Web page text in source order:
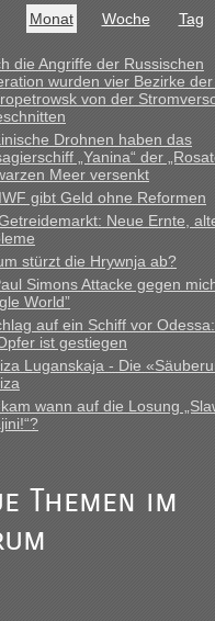
auch immer ...
- bekomme aber immer
wir nicht"
und Reisetipps • Re:
explizit dazu schreiben,
und nur auf deren
Zumindest ist es die
Deutschland...“
und Dokumente • Re:
beim Zoll
einem Briefchen meiner
aufgedeckt
natürlich, wenn die Frau
stehen schließlich
Monat Woche Tag
die Angriffe der Russischen
wurden vier Bezirke
von der
Drohnen haben das
„Yanina“ der
Meer versenkt
gibt Geld ohne Reformen
Neue Ernte,
stürzt die Hrywnja ab?
Simons Attacke gegen
World”
auf ein Schiff vor
ist gestiegen
Luganskaja - Die
wann auf die Losung
Themen im